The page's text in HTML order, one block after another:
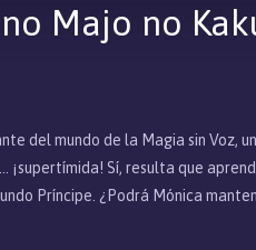
Majo no
del mundo de la Magia sin
Sí, resulta que
Príncipe. ¿Podrá Mónica